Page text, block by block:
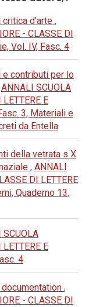
critica d'arte ,
- CLASSE DI
Vol. IV, Fasc. 4
e contributi per lo
ANNALI SCUOLA
E
3, Materiali e
da Entella
della vetrata s X
, ANNALI
DI LETTERE
Quaderno 13,
SCUOLA
E
4
,
- CLASSE DI